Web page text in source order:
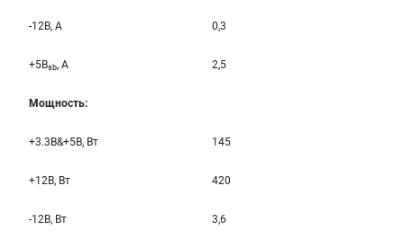
-12B, A 0,3
+5Bsb, A 2,5
Мощность:
+3.3B&+5B, Вт 145
+12B, Вт 420
-12B, Вт 3,6